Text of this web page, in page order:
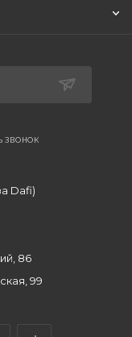
ЗВОНОК
Dafi)
86
99